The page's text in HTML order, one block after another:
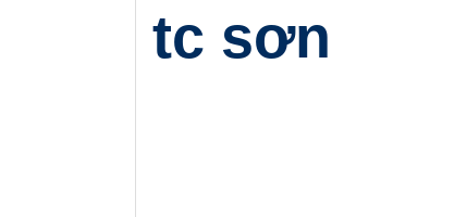
tc sơn